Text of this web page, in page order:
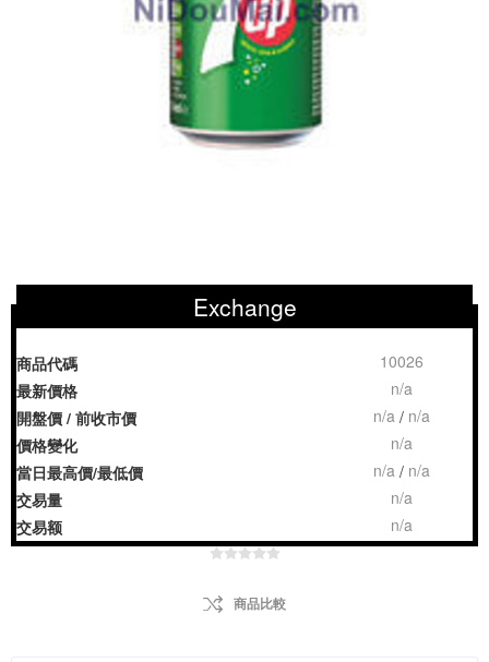
Exchange
商品代碼
10026
最新價格
n/a
開盤價 / 前收市價
n/a / n/a
價格變化
n/a
當日最高價/最低價
n/a / n/a
交易量
n/a
交易额
n/a
商品比較